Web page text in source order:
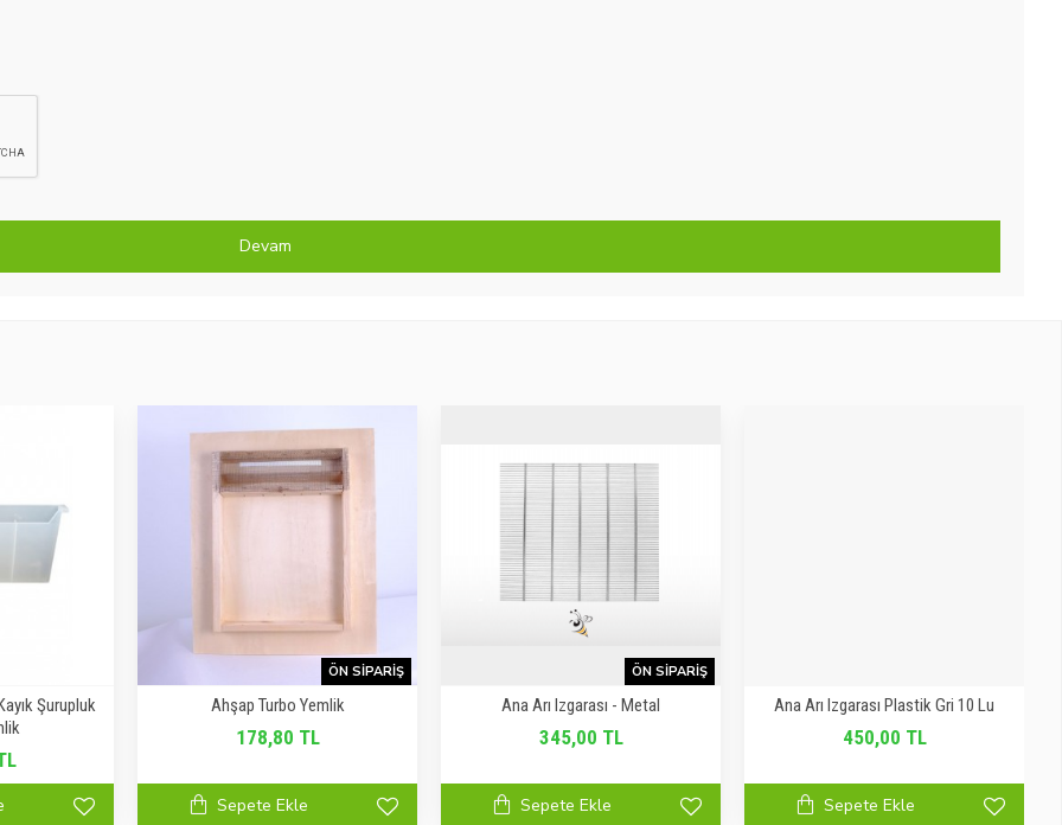
Devam
Şurupluk
ÖN SIPARIŞ
Ahşap Turbo Yemlik
178,80 TL
Sepete Ekle
ÖN SIPARIŞ
Ana Arı Izgarası - Metal
345,00 TL
Sepete Ekle
Ana Arı Izgarası Plastik Gri 10 Lu
450,00 TL
Sepete Ekle